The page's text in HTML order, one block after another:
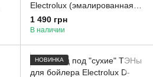
Electrolux (эмалированная
сталь) в коробке SKL
50266820005
1 490 грн
В наличии
НОВИНКА